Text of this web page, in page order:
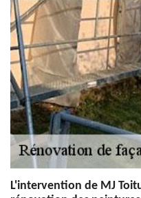
L'intervention de MJ